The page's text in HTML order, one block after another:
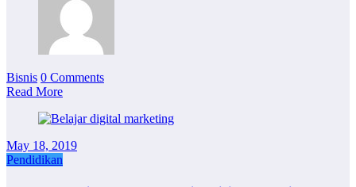
Bisnis 0 Comments
Read More
May 18, 2019
Pendidikan